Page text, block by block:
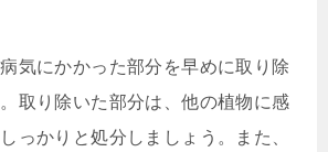
気にかかった部分を早めに取り除
取り除いた部分は、他の植物に感
っかりと処分しましょう。また、